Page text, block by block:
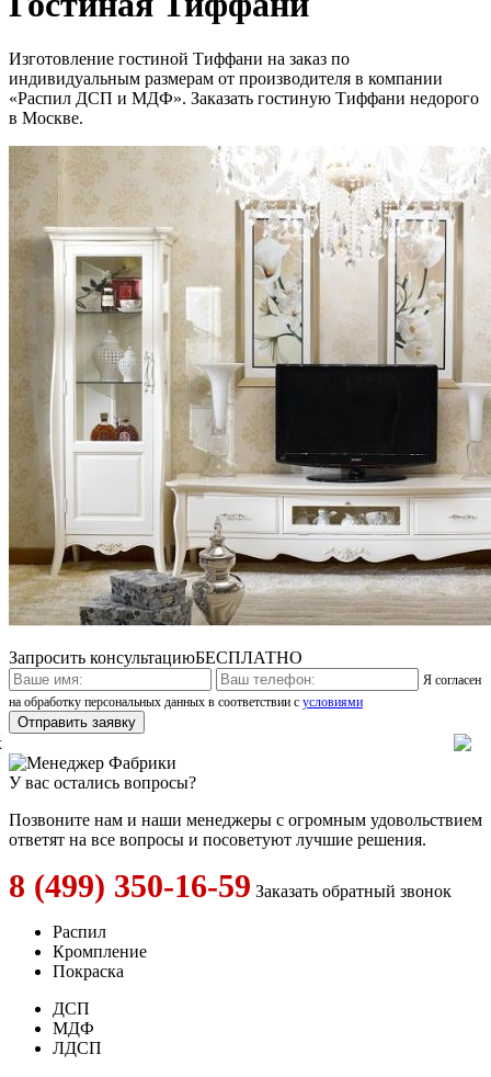
Изготовление гостиной Тиффани на заказ по
индивидуальным размерам от производителя в компании
«Распил ДСП и МДФ». Заказать гостиную Тиффани недорого
в Москве.
Запросить консультациюБЕСПЛАТНО
Я согласен
на обработку персональных данных в соответствии с условиями
У вас остались вопросы?
Позвоните нам и наши менеджеры с огромным удовольствием
ответят на все вопросы и посоветуют лучшие решения.
8 (499) 350-16-59 Заказать обратный звонок
Распил
Кромпление
Покраска
ДСП
МДФ
ЛДСП